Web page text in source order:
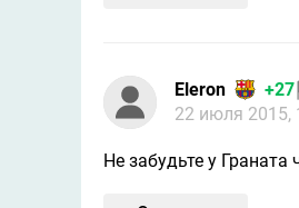
Eleron
+27
22 июля 2015,
Не забудьте у Граната